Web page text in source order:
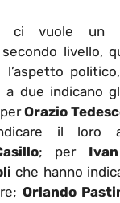
ci vuole
livello,
a due indicano
perOrazio
il loro
; per
che hanno
Orlando